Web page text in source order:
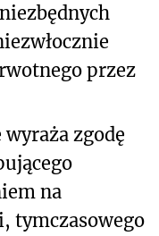
przez
wyraża zgodę
na
tymczasowego